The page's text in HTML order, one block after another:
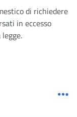
di richiedere
in eccesso